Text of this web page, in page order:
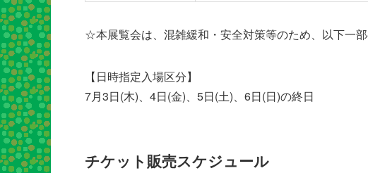
☆本展覧会は、混雑緩和・安全対策等のため、以下一
【日時指定入場区分】
7月3日(木)、4日(金)、5日(土)、6日(日)の終日
チケット販売スケジュール